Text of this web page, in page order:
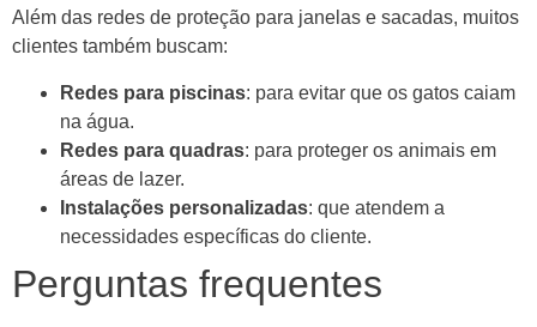
Além das redes de proteção para janelas e sacadas, muitos
clientes também buscam:
Redes para piscinas: para evitar que os gatos caiam
na água.
Redes para quadras: para proteger os animais em
áreas de lazer.
Instalações personalizadas: que atendem a
necessidades específicas do cliente.
Perguntas frequentes